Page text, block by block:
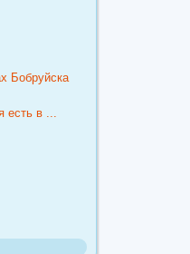
Бобруйска
есть в ...